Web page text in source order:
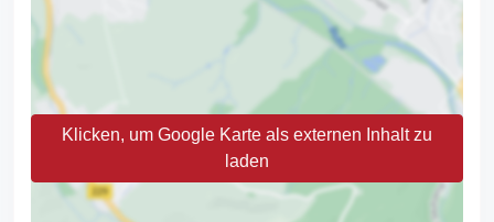
Klicken, um Google Karte als externen Inhalt zu
laden